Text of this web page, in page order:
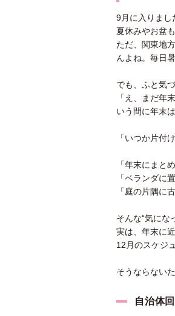
9月に入りまし
夏休みやお盆
ただ、関東地
んよね。毎日
でも、ふと気
「え、まだ年
いう間に年末
「いつか片付
「年末にまと
「ベランダに
「庭の片隅に
そんな“気にな
実は、年末に
12月のスケジ
そうならない
自治体